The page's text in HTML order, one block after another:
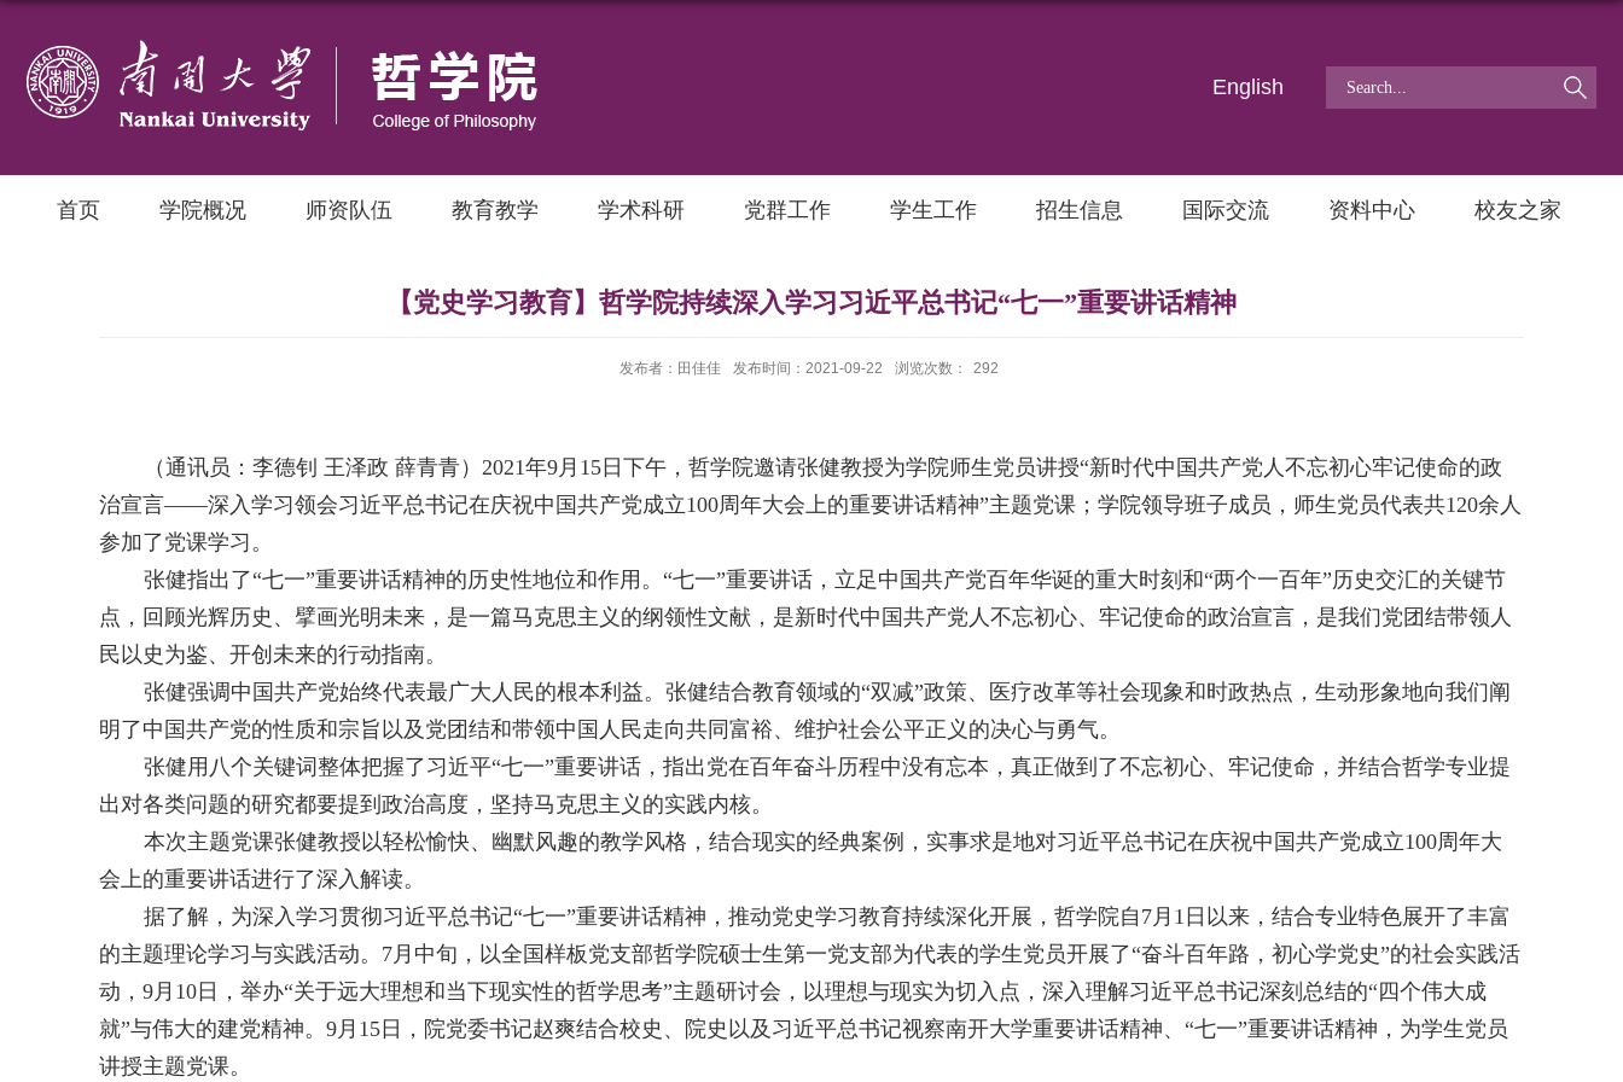
English
首页 学院概况 师资队伍 教育教学 学术科研 党群工作 学生工作 招生信息 国际交流 资料中心 校友之家
【党史学习教育】哲学院持续深入学习习近平总书记“七一”重要讲话精神
发布者：田佳佳 发布时间：2021-09-22 浏览次数： 292
（通讯员：李德钊 王泽政 薛青青）2021年9月 15 日下午，哲学院邀请张健教授为学院师生党员讲授“新时代中国共产党人不忘初心牢记使命的政
治宣言——深入学习领会习近平总书记在庆祝中国共产党成立100周年大会上的重要讲话精神”主题党课；学院领导班子成员，师生党员代表共120余人
参加了党课学习。
张健指出了“七一”重要讲话精神的历史性地位和作用。“七一”重要讲话，立足中国共产党百年华诞的重大时刻和“两个一百年”历史交汇的关键节
点，回顾光辉历史、擘画光明未来，是一篇马克思主义的纲领性文献，是新时代中国共产党人不忘初心、牢记使命的政治宣言，是我们党团结带领人
民以史为鉴、开创未来的行动指南。
张健强调中国共产党始终代表最广大人民的根本利益。张健结合教育领域的“双减”政策、医疗改革等社会现象和时政热点，生动形象地向我们阐
明了中国共产党的性质和宗旨以及党团结和带领中国人民走向共同富裕、维护社会公平正义的决心与勇气。
张健用八个关键词整体把握了习近平“七一”重要讲话，指出党在百年奋斗历程中没有忘本，真正做到了不忘初心、牢记使命，并结合哲学专业提
出对各类问题的研究都要提到政治高度，坚持马克思主义的实践内核。
本次主题党课张健教授以轻松愉快、幽默风趣的教学风格，结合现实的经典案例，实事求是地对习近平总书记在庆祝中国共产党成立100周年大
会上的重要讲话进行了深入解读。
据了解，为深入学习贯彻习近平总书记“七一”重要讲话精神，推动党史学习教育持续深化开展，哲学院自 7月 1 日以来，结合专业特色展开了丰富
的主题理论学习与实践活动。 7月中旬，以全国样板党支部哲学院硕士生第一党支部为代表的学生党员开展了“奋斗百年路，初心学党史”的社会实践活
动， 9月 10 日，举办“关于远大理想和当下现实性的哲学思考”主题研讨会，以理想与现实为切入点，深入理解习近平总书记深刻总结的“四个伟大成
就”与伟大的建党精神。 9月 15 日，院党委书记赵爽结合校史、院史以及习近平总书记视察南开大学重要讲话精神、“七一”重要讲话精神，为学生党员
讲授主题党课。